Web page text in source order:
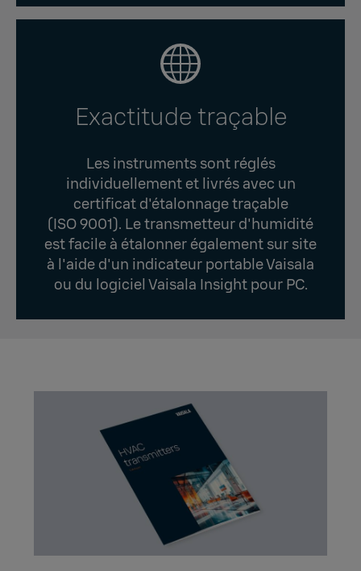
Exactitude traçable
Les instruments sont réglés
individuellement et livrés avec un
certificat d'étalonnage traçable
(ISO 9001). Le transmetteur d'humidité
est facile à étalonner également sur site
à l'aide d'un indicateur portable Vaisala
ou du logiciel Vaisala Insight pour PC.